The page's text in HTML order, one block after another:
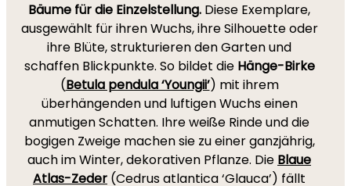
Bäume für die Einzelstellung. Diese Exemplare,
ausgewählt für ihren Wuchs, ihre Silhouette oder
ihre Blüte, strukturieren den Garten und
schaffen Blickpunkte. So bildet die Hänge-Birke
(Betula pendula ‘Youngii’) mit ihrem
überhängenden und luftigen Wuchs einen
anmutigen Schatten. Ihre weiße Rinde und die
bogigen Zweige machen sie zu einer ganzjährig,
auch im Winter, dekorativen Pflanze. Die Blaue
Atlas-Zeder (Cedrus atlantica ‘Glauca’) fällt